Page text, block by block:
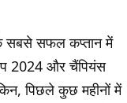
सबसे सफल कप्तान में
2024 और चैंपियंस
पिछले कुछ महीनों में